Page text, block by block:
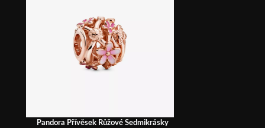
Pandora Přívěsek Růžové Sedmikrásky